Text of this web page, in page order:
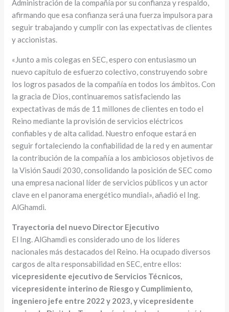
Administración de la compañía por su confianza y respaldo,
afirmando que esa confianza será una fuerza impulsora para
seguir trabajando y cumplir con las expectativas de clientes
y accionistas.
«Junto a mis colegas en SEC, espero con entusiasmo un
nuevo capítulo de esfuerzo colectivo, construyendo sobre
los logros pasados de la compañía en todos los ámbitos. Con
la gracia de Dios, continuaremos satisfaciendo las
expectativas de más de 11 millones de clientes en todo el
Reino mediante la provisión de servicios eléctricos
confiables y de alta calidad. Nuestro enfoque estará en
seguir fortaleciendo la confiabilidad de la red y en aumentar
la contribución de la compañía a los ambiciosos objetivos de
la Visión Saudí 2030, consolidando la posición de SEC como
una empresa nacional líder de servicios públicos y un actor
clave en el panorama energético mundial», añadió el Ing.
AlGhamdi.
Trayectoria del nuevo Director Ejecutivo
El Ing. AlGhamdi es considerado uno de los líderes
nacionales más destacados del Reino. Ha ocupado diversos
cargos de alta responsabilidad en SEC, entre ellos:
vicepresidente ejecutivo de Servicios Técnicos,
vicepresidente interino de Riesgo y Cumplimiento,
ingeniero jefe entre 2022 y 2023, y vicepresidente